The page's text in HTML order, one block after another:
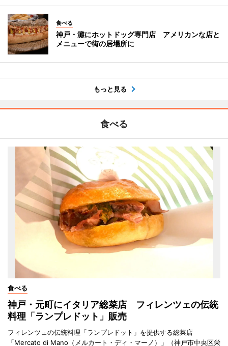
食べる
神戸・灘にホットドッグ専門店 アメリカンな店と
メニューで街の居場所に
もっと見る
食べる
食べる
神戸・元町にイタリア総菜店 フィレンツェの伝統
料理「ランプレドット」販売
フィレンツェの伝統料理「ランプレドット」を提供する総菜店
「Mercato di Mano（メルカート・ディ・マーノ）」（神戸市中央区栄